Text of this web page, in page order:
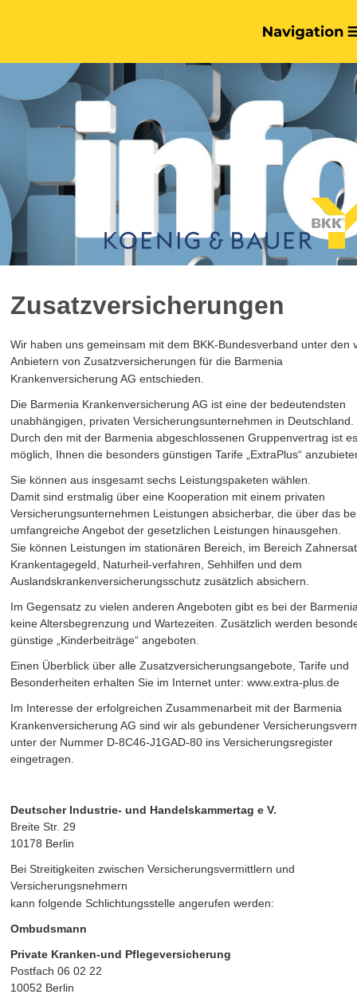
Zusatzversicherungen
Wir haben uns gemeinsam mit dem BKK-Bundesverband unter den
Anbietern von Zusatzversicherungen für die Barmenia
Krankenversicherung AG entschieden.
Die Barmenia Krankenversicherung AG ist eine der bedeutendsten
unabhängigen, privaten Versicherungsunternehmen in Deutschland.
Durch den mit der Barmenia abgeschlossenen Gruppenvertrag ist
möglich, Ihnen die besonders günstigen Tarife „ExtraPlus“
Sie können aus insgesamt sechs Leistungspaketen wählen.
Damit sind erstmalig über eine Kooperation mit einem privaten
Versicherungsunternehmen Leistungen absicherbar, die über das
umfangreiche Angebot der gesetzlichen Leistungen hinausgehen.
Sie können Leistungen im stationären Bereich, im Bereich
Krankentagegeld, Naturheil-verfahren, Sehhilfen und dem
Auslandskrankenversicherungsschutz zusätzlich absichern.
Im Gegensatz zu vielen anderen Angeboten gibt es bei der
keine Altersbegrenzung und Wartezeiten. Zusätzlich werden
günstige „Kinderbeiträge“ angeboten.
Einen Überblick über alle Zusatzversicherungsangebote, Tarife und
Besonderheiten erhalten Sie im Internet unter: www.extra-plus.de
Im Interesse der erfolgreichen Zusammenarbeit mit der Barmenia
Krankenversicherung AG sind wir als gebundener
unter der Nummer D-8C46-J1GAD-80 ins Versicherungsregister
eingetragen.
Deutscher Industrie- und Handelskammertag e V.
Breite Str. 29
10178 Berlin
Bei Streitigkeiten zwischen Versicherungsvermittlern und
Versicherungsnehmern
kann folgende Schlichtungsstelle angerufen werden:
Ombudsmann
Private Kranken-und Pflegeversicherung
Postfach 06 02 22
10052 Berlin